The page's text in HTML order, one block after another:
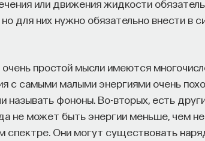
или движения жидкости
для них нужно обязательно внести в
очень простой мысли имеются
с самыми малыми энергиями очень
называть фононы. Во-вторых, есть
не может быть энергии меньше, чем
спектре. Они могут существовать